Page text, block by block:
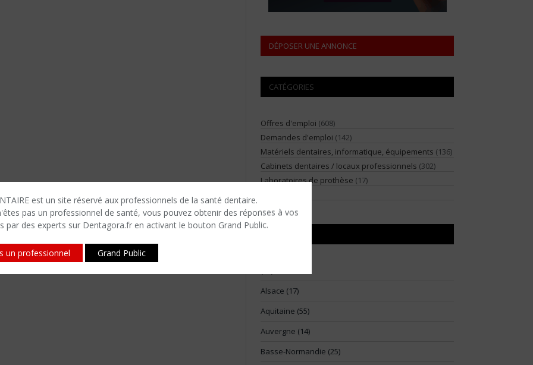
est un site réservé aux professionnels de la santé dentaire.
pas un professionnel de santé, vous pouvez obtenir des réponses à vos
par des experts sur Dentagora.fr en activant le bouton Grand Public.
un professionnel Grand Public
DÉPOSER UNE ANNONCE
CATÉGORIES
Offres d'emploi (608)
Demandes d'emploi (142)
Matériels dentaires, informatique, équipements (136)
Cabinets dentaires / locaux professionnels (302)
Laboratoires de prothèse (17)
Alsace (17)
Aquitaine (55)
Auvergne (14)
Basse-Normandie (25)